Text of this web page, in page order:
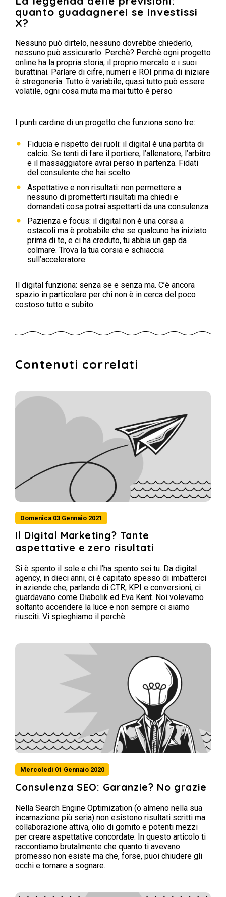
quanto guadagnerei se investissi
X?
Nessuno può dirtelo, nessuno dovrebbe chiederlo,
nessuno può assicurarlo. Perchè? Perchè ogni progetto
online ha la propria storia, il proprio mercato e i suoi
burattinai. Parlare di cifre, numeri e ROI prima di iniziare
è stregoneria. Tutto è variabile, quasi tutto può essere
volatile, ogni cosa muta ma mai tutto è perso
.
I punti cardine di un progetto che funziona sono tre:
Fiducia e rispetto dei ruoli: il digital è una partita di
calcio. Se tenti di fare il portiere, l’allenatore, l’arbitro
e il massaggiatore avrai perso in partenza. Fidati
del consulente che hai scelto.
Aspettative e non risultati: non permettere a
nessuno di prometterti risultati ma chiedi e
domandati cosa potrai aspettarti da una consulenza.
Pazienza e focus: il digital non è una corsa a
ostacoli ma è probabile che se qualcuno ha iniziato
prima di te, e ci ha creduto, tu abbia un gap da
colmare. Trova la tua corsia e schiaccia
sull’acceleratore.
Il digital funziona: senza se e senza ma. C’è ancora
spazio in particolare per chi non è in cerca del poco
costoso tutto e subito.
Contenuti correlati
Domenica 03 Gennaio 2021
Il Digital Marketing? Tante
aspettative e zero risultati
Si è spento il sole e chi l’ha spento sei tu. Da digital
agency, in dieci anni, ci è capitato spesso di imbatterci
in aziende che, parlando di CTR, KPI e conversioni, ci
guardavano come Diabolik ed Eva Kent. Noi volevamo
soltanto accendere la luce e non sempre ci siamo
riusciti. Vi spieghiamo il perchè.
Mercoledì 01 Gennaio 2020
Consulenza SEO: Garanzie? No grazie
Nella Search Engine Optimization (o almeno nella sua
incarnazione più seria) non esistono risultati scritti ma
collaborazione attiva, olio di gomito e potenti mezzi
per creare aspettative concordate. In questo articolo ti
raccontiamo brutalmente che quanto ti avevano
promesso non esiste ma che, forse, puoi chiudere gli
occhi e tornare a sognare.